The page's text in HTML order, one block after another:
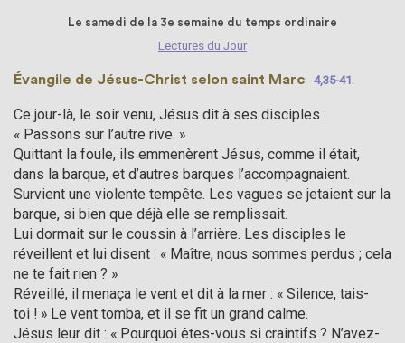
Le samedi de la 3e semaine du temps ordinaire
Lectures du Jour
Évangile de Jésus-Christ selon saint Marc 4,35-41.
Ce jour-là, le soir venu, Jésus dit à ses disciples :
« Passons sur l’autre rive. »
Quittant la foule, ils emmenèrent Jésus, comme il était,
dans la barque, et d’autres barques l’accompagnaient.
Survient une violente tempête. Les vagues se jetaient sur la
barque, si bien que déjà elle se remplissait.
Lui dormait sur le coussin à l’arrière. Les disciples le
réveillent et lui disent : « Maître, nous sommes perdus ; cela
ne te fait rien ? »
Réveillé, il menaça le vent et dit à la mer : « Silence, tais-
toi ! » Le vent tomba, et il se fit un grand calme.
Jésus leur dit : « Pourquoi êtes-vous si craintifs ? N’avez-